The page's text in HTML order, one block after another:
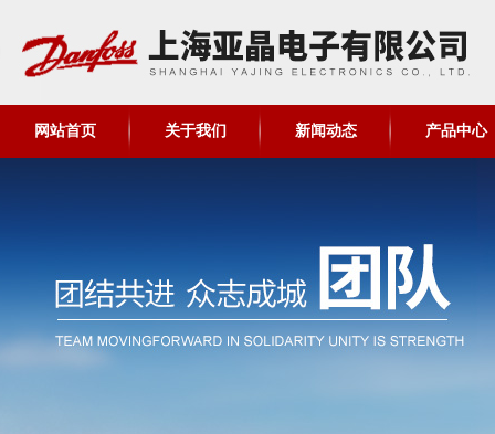
网站首页 关于我们 新闻动态 产品中心